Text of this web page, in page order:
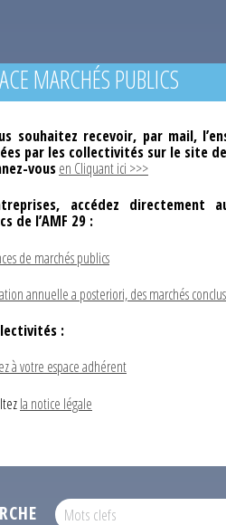
MARCHÉS PUBLICS
souhaitez recevoir, par mail,
par les collectivités sur le site de
vousen Cliquant ici >>>
accédez directement
de l’AMF 29 :
de marchés publics
annuelle a posteriori, des marchés
:
à votre espace adhérent
la notice légale